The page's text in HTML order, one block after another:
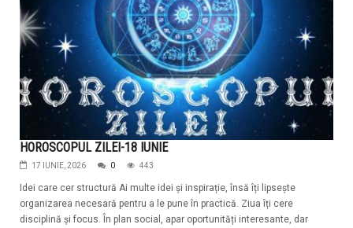
HOROSCOPUL ZILEI-18 IUNIE
17 IUNIE, 2026 0 443
Idei care cer structură Ai multe idei și inspirație, însă îți lipsește
organizarea necesară pentru a le pune în practică. Ziua îți cere
disciplină și focus. În plan social, apar oportunități interesante, dar